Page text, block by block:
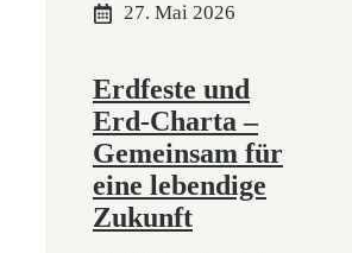
27. Mai 2026
Erdfeste und
Erd-Charta –
Gemeinsam für
eine lebendige
Zukunft